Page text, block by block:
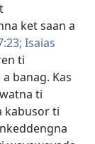
ket saan a
Isaias
ti
banag. Kas
ti
kabusor ti